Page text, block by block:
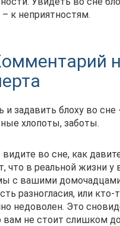
– к неприятностям.
и задавить блоху во сне
хлопоты, заботы.
во сне, как
что в реальной жизни у
с вашими
разногласия, или кто-
недоволен. Это
вам не стоит слишком